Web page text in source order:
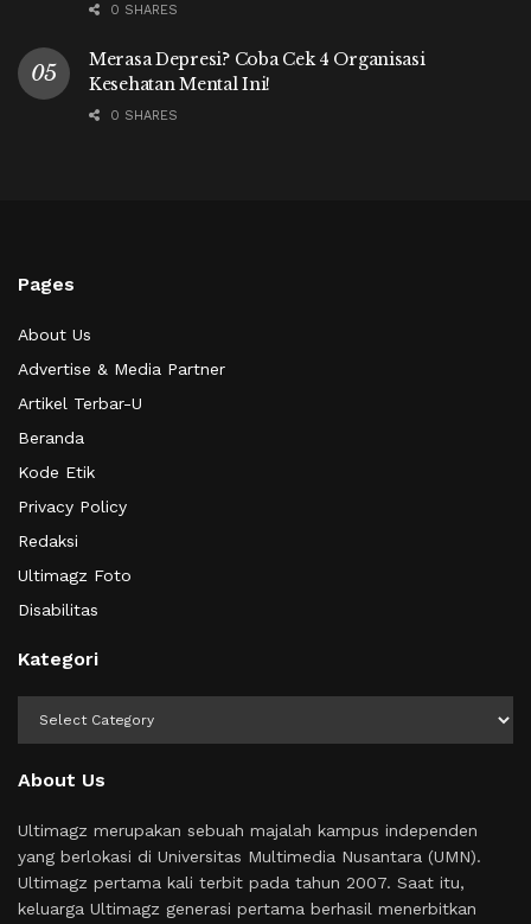
0 SHARES
Merasa Depresi? Coba Cek 4 Organisasi
Kesehatan Mental Ini!
0 SHARES
Pages
About Us
Advertise & Media Partner
Artikel Terbar-U
Beranda
Kode Etik
Privacy Policy
Redaksi
Ultimagz Foto
Disabilitas
Kategori
About Us
Ultimagz merupakan sebuah majalah kampus independen
yang berlokasi di Universitas Multimedia Nusantara (UMN).
Ultimagz pertama kali terbit pada tahun 2007. Saat itu,
keluarga Ultimagz generasi pertama berhasil menerbitkan